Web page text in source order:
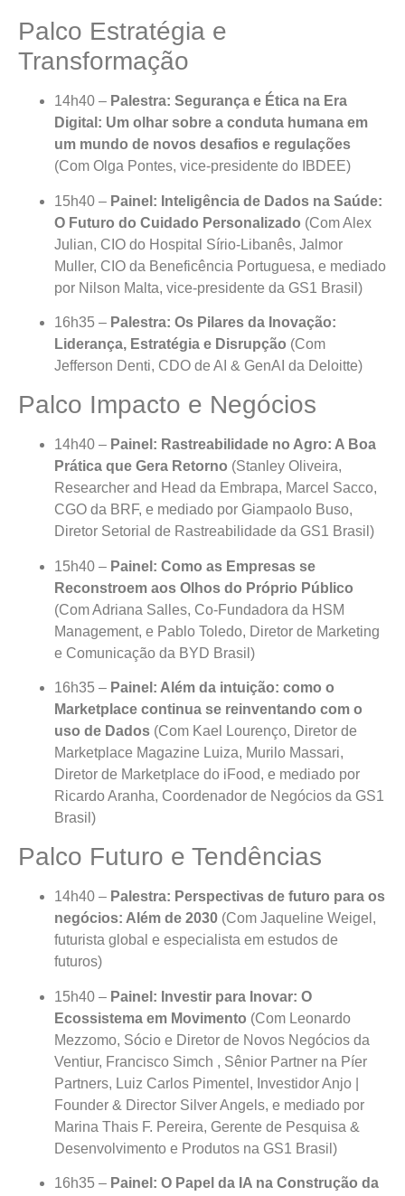
Palco Estratégia e
Transformação
14h40 – Palestra: Segurança e Ética na Era
Digital: Um olhar sobre a conduta humana em
um mundo de novos desafios e regulações
(Com Olga Pontes, vice-presidente do IBDEE)
15h40 – Painel: Inteligência de Dados na Saúde:
O Futuro do Cuidado Personalizado (Com Alex
Julian, CIO do Hospital Sírio-Libanês, Jalmor
Muller, CIO da Beneficência Portuguesa, e mediado
por Nilson Malta, vice-presidente da GS1 Brasil)
16h35 – Palestra: Os Pilares da Inovação:
Liderança, Estratégia e Disrupção (Com
Jefferson Denti, CDO de AI & GenAI da Deloitte)
Palco Impacto e Negócios
14h40 – Painel: Rastreabilidade no Agro: A Boa
Prática que Gera Retorno (Stanley Oliveira,
Researcher and Head da Embrapa, Marcel Sacco,
CGO da BRF, e mediado por Giampaolo Buso,
Diretor Setorial de Rastreabilidade da GS1 Brasil)
15h40 – Painel: Como as Empresas se
Reconstroem aos Olhos do Próprio Público
(Com Adriana Salles, Co-Fundadora da HSM
Management, e Pablo Toledo, Diretor de Marketing
e Comunicação da BYD Brasil)
16h35 – Painel: Além da intuição: como o
Marketplace continua se reinventando com o
uso de Dados (Com Kael Lourenço, Diretor de
Marketplace Magazine Luiza, Murilo Massari,
Diretor de Marketplace do iFood, e mediado por
Ricardo Aranha, Coordenador de Negócios da GS1
Brasil)
Palco Futuro e Tendências
14h40 – Palestra: Perspectivas de futuro para os
negócios: Além de 2030 (Com Jaqueline Weigel,
futurista global e especialista em estudos de
futuros)
15h40 – Painel: Investir para Inovar: O
Ecossistema em Movimento (Com Leonardo
Mezzomo, Sócio e Diretor de Novos Negócios da
Ventiur, Francisco Simch , Sênior Partner na Píer
Partners, Luiz Carlos Pimentel, Investidor Anjo |
Founder & Director Silver Angels, e mediado por
Marina Thais F. Pereira, Gerente de Pesquisa &
Desenvolvimento e Produtos na GS1 Brasil)
16h35 – Painel: O Papel da IA na Construção da